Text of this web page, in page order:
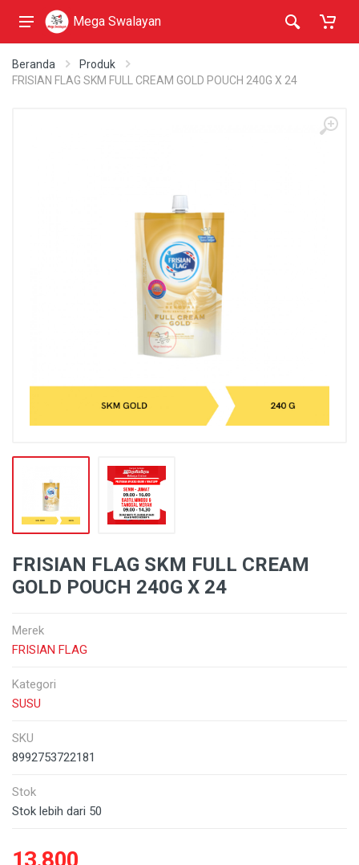
Mega Swalayan
Beranda
Produk
FRISIAN FLAG SKM FULL CREAM GOLD POUCH 240G X 24
FRISIAN FLAG SKM FULL CREAM
GOLD POUCH 240G X 24
Merek
FRISIAN FLAG
Kategori
SUSU
SKU
8992753722181
Stok
Stok lebih dari 50